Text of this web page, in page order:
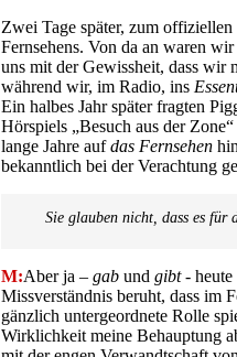
Zwei Tage später, zum offiziellen
Fernsehens. Von da an waren
uns mit der Gewissheit, dass wir
während wir, im Radio, ins
Ein halbes Jahr später fragten
Hörspiels „Besuch aus der
lange Jahre aufdas Fernsehen
bekanntlich bei der Verachtung
Sie glauben nicht, dass es für
M:Aber ja – gab und gibt- heute
Missverständnis beruht, dass im
gänzlich untergeordnete Rolle
Wirklichkeit meine Behauptung